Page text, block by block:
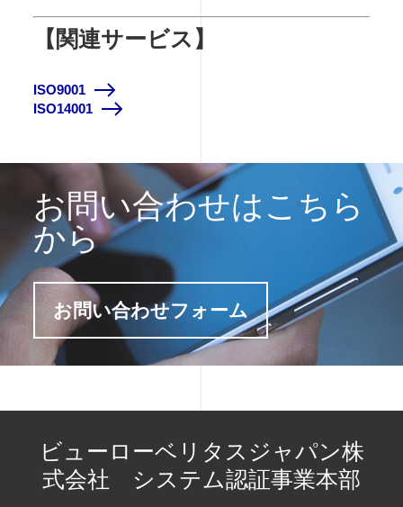
【関連サービス】
ISO9001
ISO14001
お問い合わせはこちら
から
お問い合わせフォーム
ビューローベリタスジャパン株
式会社 システム認証事業本部